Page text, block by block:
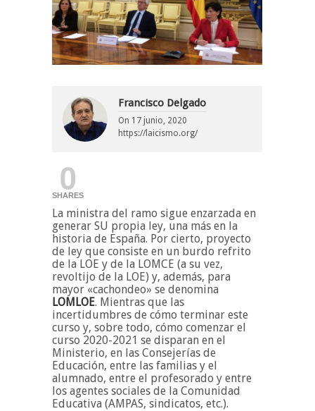
Francisco Delgado
On 17 junio, 2020
https://laicismo.org/
0
SHARES
La ministra del ramo sigue enzarzada en
generar SU propia ley, una más en la
historia de España. Por cierto, proyecto
de ley que consiste en un burdo refrito
de la LOE y de la LOMCE (a su vez,
revoltijo de la LOE) y, además, para
mayor «cachondeo» se denomina
LOMLOE. Mientras que las
incertidumbres de cómo terminar este
curso y, sobre todo, cómo comenzar el
curso 2020-2021 se disparan en el
Ministerio, en las Consejerías de
Educación, entre las familias y el
alumnado, entre el profesorado y entre
los agentes sociales de la Comunidad
Educativa (AMPAS, sindicatos, etc.).